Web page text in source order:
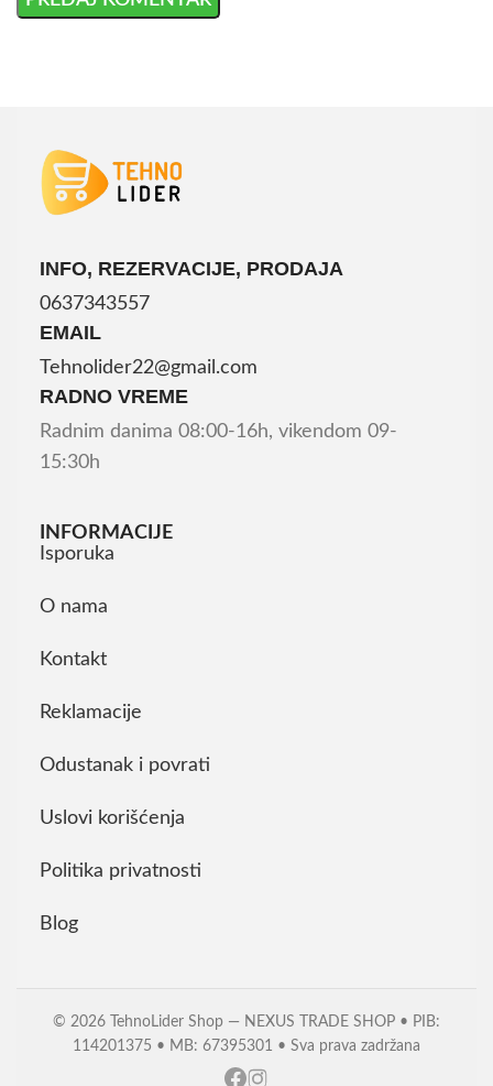
INFO, REZERVACIJE, PRODAJA
0637343557
EMAIL
Tehnolider22@gmail.com
RADNO VREME
Radnim danima 08:00-16h, vikendom 09-
15:30h
INFORMACIJE
Isporuka
O nama
Kontakt
Reklamacije
Odustanak i povrati
Uslovi korišćenja
Politika privatnosti
Blog
© 2026 TehnoLider Shop — NEXUS TRADE SHOP • PIB:
114201375 • MB: 67395301 • Sva prava zadržana